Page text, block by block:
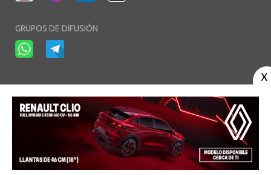
GRUPOS DE DIFUSIÓN
Aviso Legal - Política de Privacidad-Política de Cookies - Área privada
© Copyright 2003 - 2026. diariodelaribera.net ®. Desarrollo porMultimedia